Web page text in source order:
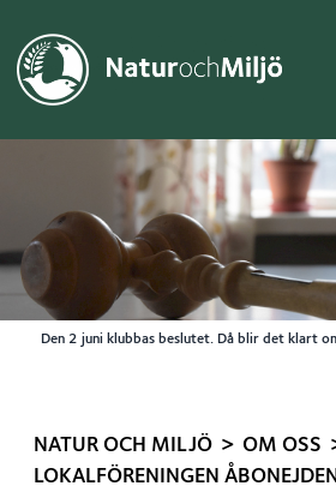
Den 2 juni klubbas beslutet. Då blir det klart
NATUR OCH MILJÖ > OM OSS
LOKALFÖRENINGEN